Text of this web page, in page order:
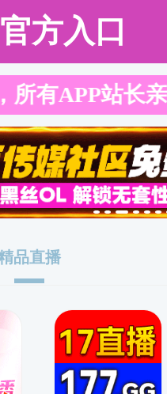
请输入验证码下载